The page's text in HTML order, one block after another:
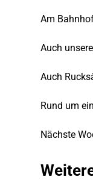
Am
Auch
Auch
Rund um
Nächste